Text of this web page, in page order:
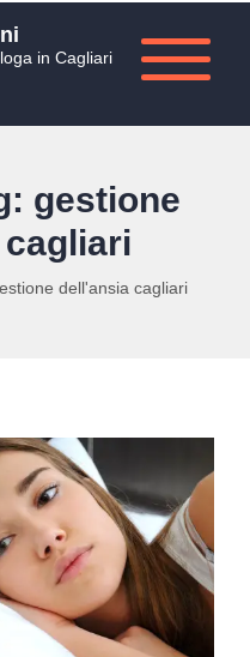
in Cagliari
gestione
cagliari
dell'ansia cagliari